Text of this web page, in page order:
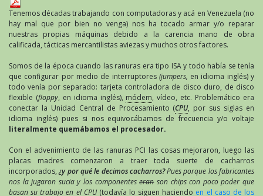
Tenemos décadas trabajando con computadoras y acá en Venezuela (no
hay mal que por bien no venga) nos ha tocado armar y/o reparar
nuestras propias máquinas debido a la carencia mano de obra
calificada, tácticas mercantilistas aviezas y muchos otros factores.
Somos de la época cuando las ranuras era tipo ISA y todo había se tenía
que configurar por medio de interruptores (jumpers, en idioma inglés) y
todo venía por separado: tarjeta controladora de disco duro, de disco
flexible (floppy, en idioma inglés), módem, vídeo, etc. Problemático era
conectar la Unidad Central de Procesamiento (CPU, por sus siglas en
idioma inglés) pues si nos equivocábamos de frecuencia y/o voltaje
literalmente quemábamos el procesador.
Con el advenimiento de las ranuras PCI las cosas mejoraron, luego las
placas madres comenzaron a traer toda suerte de cacharros
incorporados,¿y por qué le decimos cacharros?Pues porque los fabricantes
nos la jugaron sucia y los componenteseranson chips con poco poder que
basan su trabajo en el CPU (todavía lo siguen haciendo en el caso de los